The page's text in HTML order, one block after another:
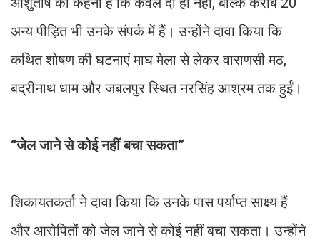
अन्य पीड़ित भी उनके संपर्क में हैं। उन्होंने दावा किया कि
कथित शोषण की घटनाएं माघ मेला से लेकर वाराणसी मठ,
बद्रीनाथ धाम और जबलपुर स्थित नरसिंह आश्रम तक हुईं।
“जेल जाने से कोई नहीं बचा सकता”
शिकायतकर्ता ने दावा किया कि उनके पास पर्याप्त साक्ष्य हैं
और आरोपितों को जेल जाने से कोई नहीं बचा सकता। उन्होंने